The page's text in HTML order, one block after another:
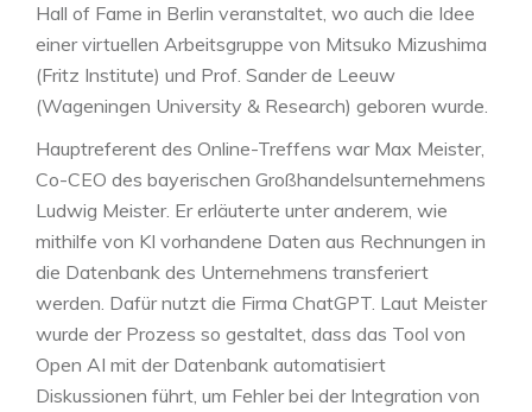
Hall of Fame in Berlin veranstaltet, wo auch die Idee
einer virtuellen Arbeitsgruppe von Mitsuko Mizushima
(Fritz Institute) und Prof. Sander de Leeuw
(Wageningen University & Research) geboren wurde.
Hauptreferent des Online-Treffens war Max Meister,
Co-CEO des bayerischen Großhandelsunternehmens
Ludwig Meister. Er erläuterte unter anderem, wie
mithilfe von KI vorhandene Daten aus Rechnungen in
die Datenbank des Unternehmens transferiert
werden. Dafür nutzt die Firma ChatGPT. Laut Meister
wurde der Prozess so gestaltet, dass das Tool von
Open AI mit der Datenbank automatisiert
Diskussionen führt, um Fehler bei der Integration von